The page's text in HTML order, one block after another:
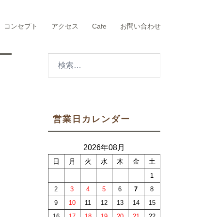
コンセプト アクセス Cafe お問い合わせ
営業日カレンダー
2026年08月
日 月 火 水 木 金 土
1
2
3 4 5 6 7
8
9
10 11 12 13 14
15